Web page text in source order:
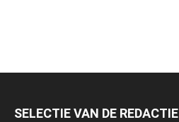
SELECTIE VAN DE REDACTIE